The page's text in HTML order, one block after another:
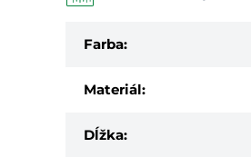
Farba:
Materiál:
Dĺžka: